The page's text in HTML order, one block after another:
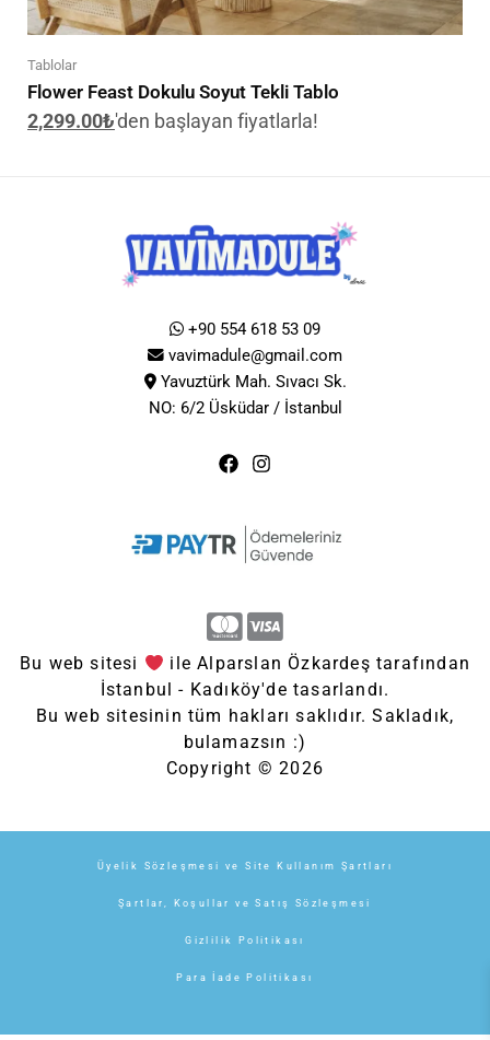
Tablolar
Flower Feast Dokulu Soyut Tekli Tablo
2,299.00₺'den başlayan fiyatlarla!
+90 554 618 53 09
vavimadule@gmail.com
Yavuztürk Mah. Sıvacı Sk.
NO: 6/2 Üsküdar / İstanbul
Bu web sitesi
ile Alparslan Özkardeş tarafından
İstanbul - Kadıköy'de tasarlandı.
Bu web sitesinin tüm hakları saklıdır. Sakladık,
bulamazsın :)
Copyright © 2026
Üyelik Sözleşmesi ve Site Kullanım Şartları
Şartlar, Koşullar ve Satış Sözleşmesi
Gizlilik Politikası
Para İade Politikası